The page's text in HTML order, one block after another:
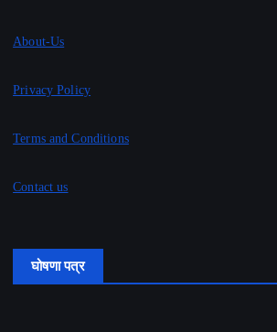
About-Us
Privacy Policy
Terms and Conditions
Contact us
घोषणा पत्र